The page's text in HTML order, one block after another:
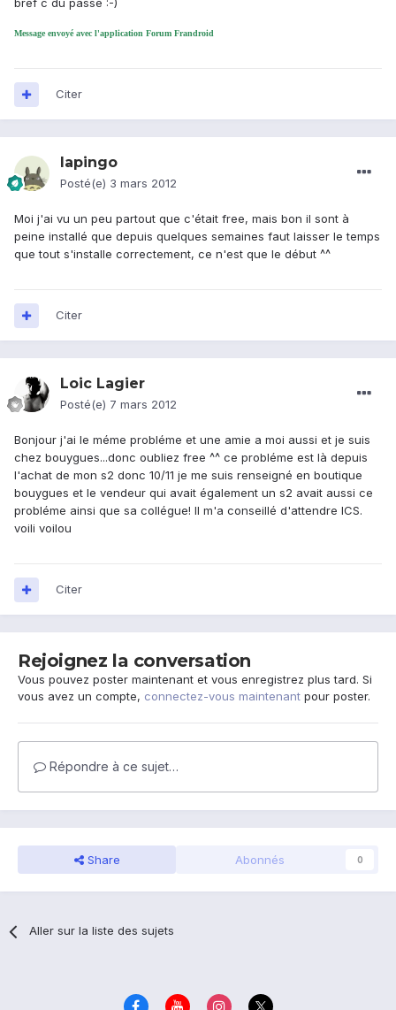
bref c du passé :-)
Message envoyé avec l'application Forum Frandroid
Citer
lapingo
Posté(e) 3 mars 2012
Moi j'ai vu un peu partout que c'était free, mais bon il sont à
peine installé que depuis quelques semaines faut laisser le temps
que tout s'installe correctement, ce n'est que le début ^^
Citer
Loic Lagier
Posté(e) 7 mars 2012
Bonjour j'ai le méme probléme et une amie a moi aussi et je suis
chez bouygues...donc oubliez free ^^ ce probléme est là depuis
l'achat de mon s2 donc 10/11 je me suis renseigné en boutique
bouygues et le vendeur qui avait également un s2 avait aussi ce
probléme ainsi que sa collégue! Il m'a conseillé d'attendre ICS.
voili voilou
Citer
Rejoignez la conversation
Vous pouvez poster maintenant et vous enregistrez plus tard. Si
vous avez un compte, connectez-vous maintenant pour poster.
Répondre à ce sujet…
Share Abonnés 0
Aller sur la liste des sujets